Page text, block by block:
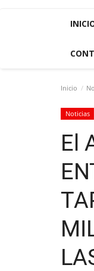
Inicio
Noticias
El